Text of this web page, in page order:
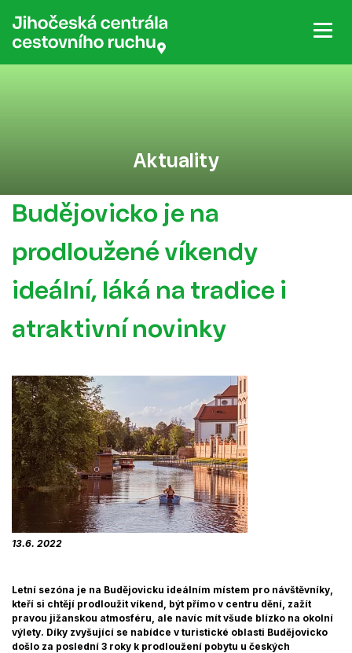
Aktuality
Budějovicko je na
prodloužené víkendy
ideální, láká na tradice i
atraktivní novinky
13.6. 2022
Letní sezóna je na Budějovicku ideálním místem pro návštěvníky,
kteří si chtějí prodloužit víkend, být přímo v centru dění, zažít
pravou jižanskou atmosféru, ale navíc mít všude blízko na okolní
výlety. Díky zvyšující se nabídce v turistické oblasti Budějovicko
došlo za poslední 3 roky k prodloužení pobytu u českých